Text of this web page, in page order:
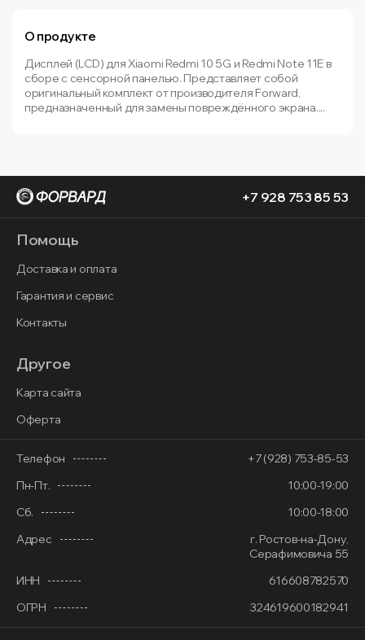
О продукте
Дисплей (LCD) для Xiaomi Redmi 10 5G и Redmi Note 11E в
сборе с сенсорной панелью. Представляет собой
оригинальный комплект от производителя Forward,
предназначенный для замены повреждённого экрана....
+7 928 753 85 53
Помощь
Доставка и оплата
Гарантия и сервис
Контакты
Другое
Карта сайта
Оферта
Телефон
+7 (928) 753-85-53
Пн-Пт.
10:00-19:00
Сб.
10:00-18:00
Адрес
г. Ростов-на-Дону,
Серафимовича 55
ИНН
616608782570
ОГРН
324619600182941